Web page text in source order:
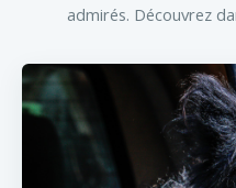
admirés. Découvrez